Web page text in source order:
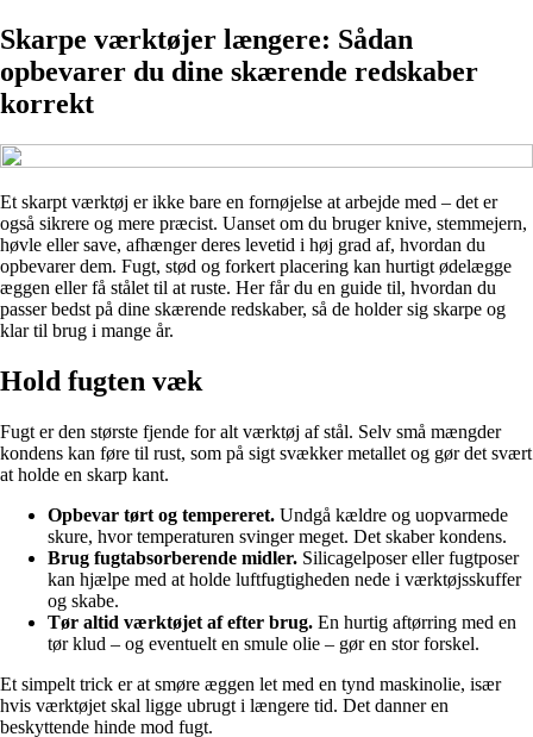
Skarpe værktøjer længere: Sådan
opbevarer du dine skærende redskaber
korrekt
Et skarpt værktøj er ikke bare en fornøjelse at arbejde med – det er
også sikrere og mere præcist. Uanset om du bruger knive, stemmejern,
høvle eller save, afhænger deres levetid i høj grad af, hvordan du
opbevarer dem. Fugt, stød og forkert placering kan hurtigt ødelægge
æggen eller få stålet til at ruste. Her får du en guide til, hvordan du
passer bedst på dine skærende redskaber, så de holder sig skarpe og
klar til brug i mange år.
Hold fugten væk
Fugt er den største fjende for alt værktøj af stål. Selv små mængder
kondens kan føre til rust, som på sigt svækker metallet og gør det svært
at holde en skarp kant.
Opbevar tørt og tempereret. Undgå kældre og uopvarmede
skure, hvor temperaturen svinger meget. Det skaber kondens.
Brug fugtabsorberende midler. Silicagelposer eller fugtposer
kan hjælpe med at holde luftfugtigheden nede i værktøjsskuffer
og skabe.
Tør altid værktøjet af efter brug. En hurtig aftørring med en
tør klud – og eventuelt en smule olie – gør en stor forskel.
Et simpelt trick er at smøre æggen let med en tynd maskinolie, især
hvis værktøjet skal ligge ubrugt i længere tid. Det danner en
beskyttende hinde mod fugt.